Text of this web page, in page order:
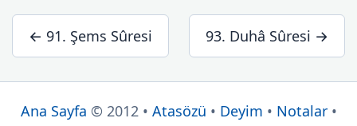
← 91. Şems Sûresi 93. Duhâ Sûresi →
Ana Sayfa © 2012 • Atasözü • Deyim • Notalar•